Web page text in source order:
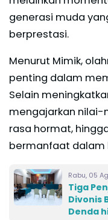
generasi muda
berprestasi.
Menurut Mimik,
penting dalam
Selain
mengajarkan nilai-
rasa hormat,
bermanfaat dalam
Rabu, 05
Tiga
Divonis
Denda